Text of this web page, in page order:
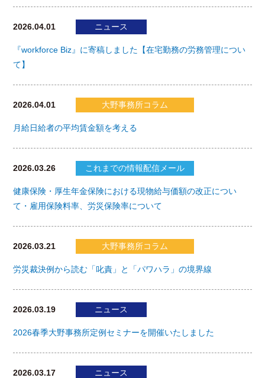
2026.04.01 ニュース
『workforce Biz』に寄稿しました【在宅勤務の労務管理につい
て】
2026.04.01 大野事務所コラム
月給日給者の平均賃金額を考える
2026.03.26 これまでの情報配信メール
健康保険・厚生年金保険における現物給与価額の改正につい
て・雇用保険料率、労災保険率について
2026.03.21 大野事務所コラム
労災裁決例から読む「叱責」と「パワハラ」の境界線
2026.03.19 ニュース
2026春季大野事務所定例セミナーを開催いたしました
2026.03.17 ニュース